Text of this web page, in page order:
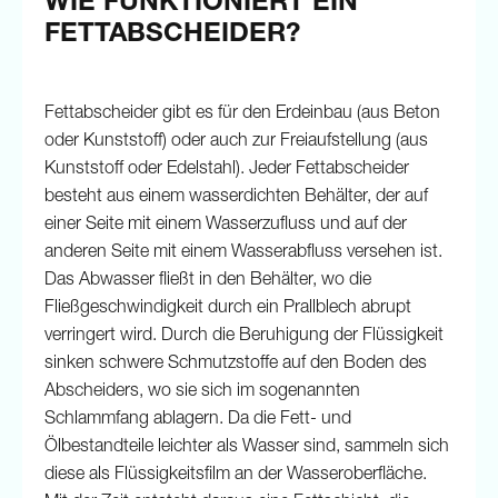
FETTABSCHEIDER?
Fettabscheider gibt es für den Erdeinbau (aus Beton
oder Kunststoff) oder auch zur Freiaufstellung (aus
Kunststoff oder Edelstahl). Jeder Fettabscheider
besteht aus einem wasserdichten Behälter, der auf
einer Seite mit einem Wasserzufluss und auf der
anderen Seite mit einem Wasserabfluss versehen ist.
Das Abwasser fließt in den Behälter, wo die
Fließgeschwindigkeit durch ein Prallblech abrupt
verringert wird. Durch die Beruhigung der Flüssigkeit
sinken schwere Schmutzstoffe auf den Boden des
Abscheiders, wo sie sich im sogenannten
Schlammfang ablagern. Da die Fett- und
Ölbestandteile leichter als Wasser sind, sammeln sich
diese als Flüssigkeitsfilm an der Wasseroberfläche.